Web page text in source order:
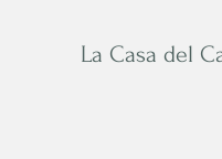
La Casa del